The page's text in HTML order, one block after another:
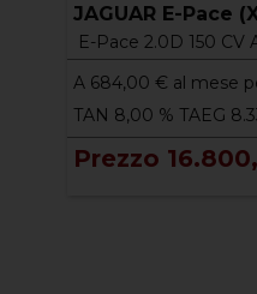
JAGUAR E-Pace
E-Pace 2.0D 150 CV
A 684,00€ al mese
TAN 8,00 % TAEG
Prezzo